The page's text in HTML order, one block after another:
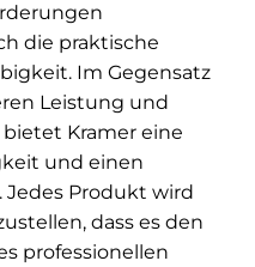
die praktische
Im Gegensatz
Leistung und
Kramer eine
und einen
Produkt wird
dass es den
professionellen